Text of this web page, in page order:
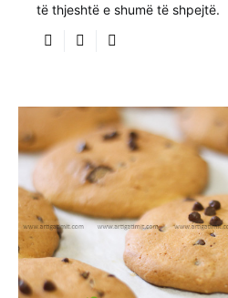
të thjeshtë e shumë të shpejtë.